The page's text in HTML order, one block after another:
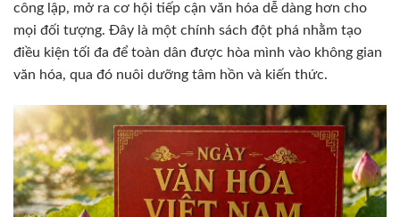
công lập, mở ra cơ hội tiếp cận văn hóa dễ dàng hơn cho
mọi đối tượng. Đây là một chính sách đột phá nhằm tạo
điều kiện tối đa để toàn dân được hòa mình vào không gian
văn hóa, qua đó nuôi dưỡng tâm hồn và kiến thức.